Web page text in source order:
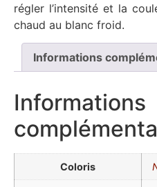
régler l’intensité et la
chaud au blanc froid.
Informations
Informations
Coloris